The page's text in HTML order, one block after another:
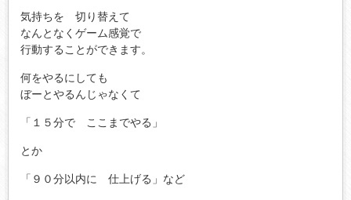
気持ちを 切り替えて
なんとなくゲーム感覚で
行動することができます。
何をやるにしても
ぼーとやるんじゃなくて
「１５分で ここまでやる」
とか
「９０分以内に 仕上げる」など